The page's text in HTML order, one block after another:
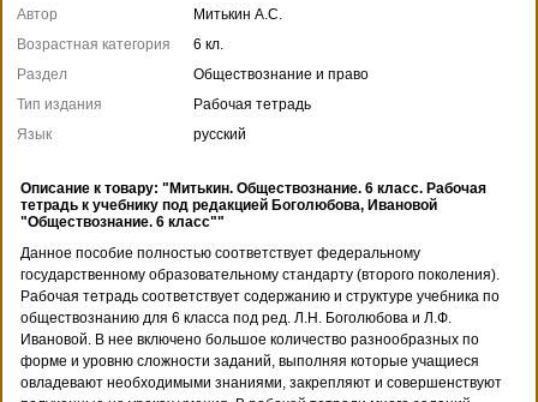
Автор
Митькин А.С.
Возрастная категория
6 кл.
Раздел
Обществознание и право
Тип издания
Рабочая тетрадь
Язык
русский
Описание к товару: "Митькин. Обществознание. 6 класс. Рабочая
тетрадь к учебнику под редакцией Боголюбова, Ивановой
"Обществознание. 6 класс""
Данное пособие полностью соответствует федеральному
государственному образовательному стандарту (второго поколения).
Рабочая тетрадь соответствует содержанию и структуре учебника по
обществознанию для 6 класса под ред. Л.Н. Боголюбова и Л.Ф.
Ивановой. В нее включено большое количество разнообразных по
форме и уровню сложности заданий, выполняя которые учащиеся
овладевают необходимыми знаниями, закрепляют и совершенствуют